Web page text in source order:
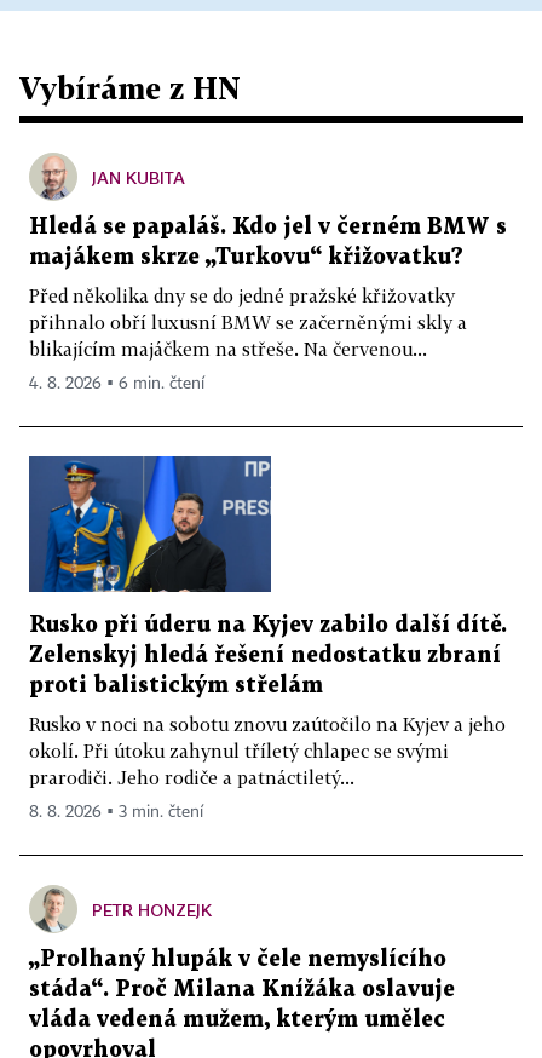
Vybíráme z HN
JAN KUBITA
Hledá se papaláš. Kdo jel v černém BMW s
majákem skrze „Turkovu“ křižovatku?
Před několika dny se do jedné pražské křižovatky
přihnalo obří luxusní BMW se začerněnými skly a
blikajícím majáčkem na střeše. Na červenou...
4. 8. 2026 ▪ 6 min. čtení
Rusko při úderu na Kyjev zabilo další dítě.
Zelenskyj hledá řešení nedostatku zbraní
proti balistickým střelám
Rusko v noci na sobotu znovu zaútočilo na Kyjev a jeho
okolí. Při útoku zahynul tříletý chlapec se svými
prarodiči. Jeho rodiče a patnáctiletý...
8. 8. 2026 ▪ 3 min. čtení
PETR HONZEJK
„Prolhaný hlupák v čele nemyslícího
stáda“. Proč Milana Knížáka oslavuje
vláda vedená mužem, kterým umělec
opovrhoval